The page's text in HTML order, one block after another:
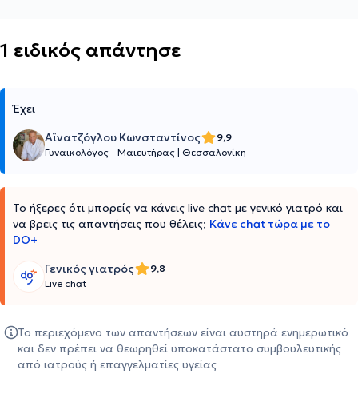
1 ειδικός απάντησε
Έχει
Αϊνατζόγλου Κωνσταντίνος
9,9
Γυναικολόγος - Μαιευτήρας Θεσσαλονίκη
Το ήξερες ότι μπορείς να κάνεις live chat με γενικό γιατρό και
να βρεις τις απαντήσεις που θέλεις; Κάνε chat τώρα με το
DO+
Γενικός γιατρός
9,8
Live chat
Το περιεχόμενο των απαντήσεων είναι αυστηρά ενημερωτικό
και δεν πρέπει να θεωρηθεί υποκατάστατο συμβουλευτικής
από ιατρούς ή επαγγελματίες υγείας